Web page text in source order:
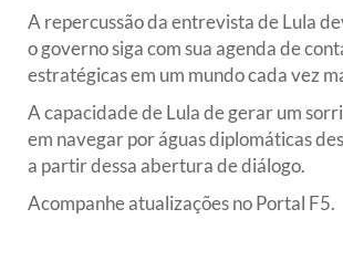
A repercussão da entrevista de Lula
o governo siga com sua agenda de
estratégicas em um mundo cada vez
A capacidade de Lula de gerar um
em navegar por águas diplomáticas
a partir dessa abertura de diálogo.
Acompanhe atualizações no Portal F5.